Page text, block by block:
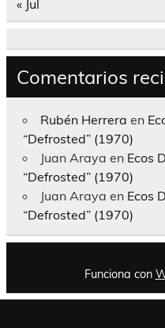
« Jul
Comentarios
Rubén Herrera en
“Defrosted” (1970)
Juan Araya en Ecos
“Defrosted” (1970)
Juan Araya en Ecos
“Defrosted” (1970)
Funciona con